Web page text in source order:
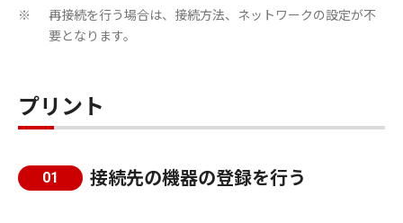
※
再接続を行う場合は、接続方法、ネットワークの設定が不
要となります。
プリント
01 接続先の機器の登録を行う